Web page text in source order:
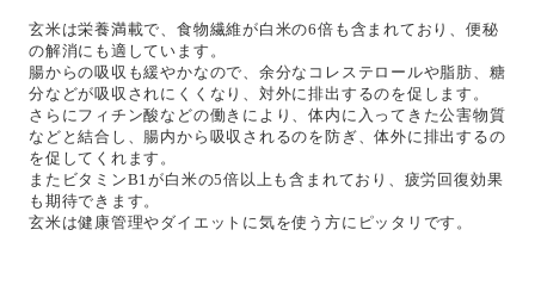
玄米は栄養満載で、食物繊維が白米の6倍も含まれており、便秘
の解消にも適しています。
腸からの吸収も緩やかなので、余分なコレステロールや脂肪、糖
分などが吸収されにくくなり、対外に排出するのを促します。
さらにフィチン酸などの働きにより、体内に入ってきた公害物質
などと結合し、腸内から吸収されるのを防ぎ、体外に排出するの
を促してくれます。
またビタミンB1が白米の5倍以上も含まれており、疲労回復効果
も期待できます。
玄米は健康管理やダイエットに気を使う方にピッタリです。